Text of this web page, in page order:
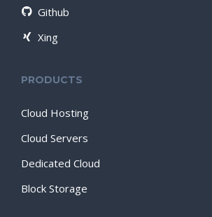
Github
Xing
PRODUCTS
Cloud Hosting
Cloud Servers
Dedicated Cloud
Block Storage